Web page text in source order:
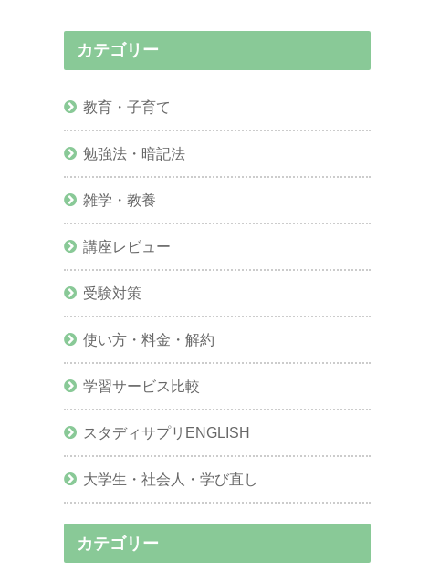
カテゴリー
教育・子育て
勉強法・暗記法
雑学・教養
講座レビュー
受験対策
使い方・料金・解約
学習サービス比較
スタディサプリENGLISH
大学生・社会人・学び直し
カテゴリー